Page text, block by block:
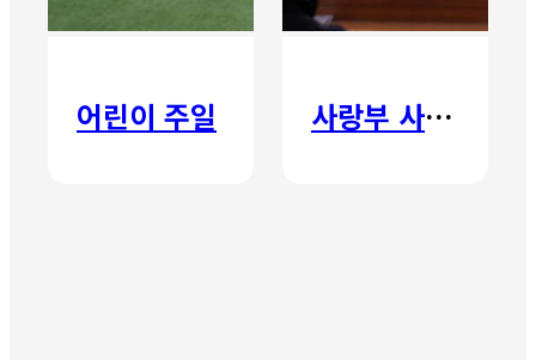
어린이 주일 사랑부 사랑주일